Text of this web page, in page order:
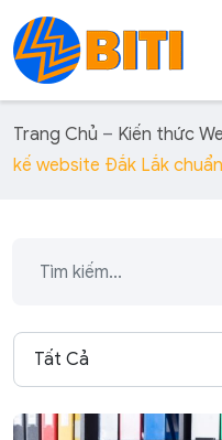
Trang Chủ – Kiến thức
kế website Đắk Lắk